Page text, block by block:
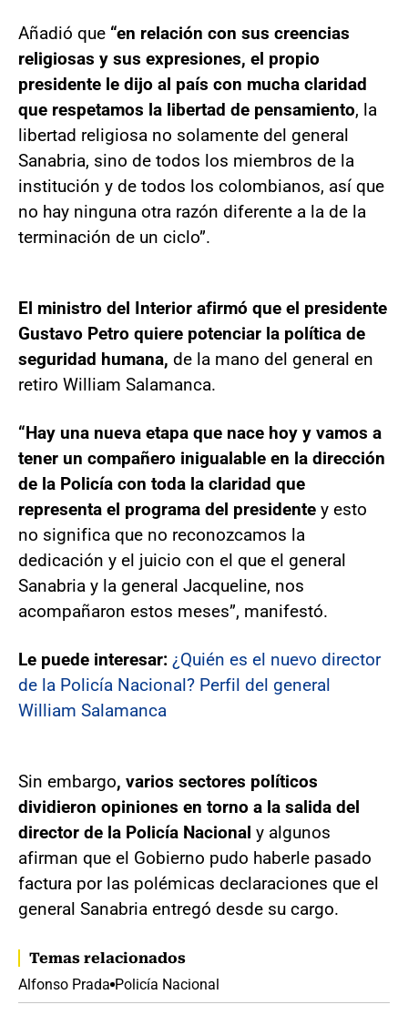
Añadió que “en relación con sus creencias
religiosas y sus expresiones, el propio
presidente le dijo al país con mucha claridad
que respetamos la libertad de pensamiento, la
libertad religiosa no solamente del general
Sanabria, sino de todos los miembros de la
institución y de todos los colombianos, así que
no hay ninguna otra razón diferente a la de la
terminación de un ciclo”.
El ministro del Interior afirmó que el presidente
Gustavo Petro quiere potenciar la política de
seguridad humana, de la mano del general en
retiro William Salamanca.
“Hay una nueva etapa que nace hoy y vamos a
tener un compañero inigualable en la dirección
de la Policía con toda la claridad que
representa el programa del presidente y esto
no significa que no reconozcamos la
dedicación y el juicio con el que el general
Sanabria y la general Jacqueline, nos
acompañaron estos meses”, manifestó.
Le puede interesar: ¿Quién es el nuevo director
de la Policía Nacional? Perfil del general
William Salamanca
Sin embargo, varios sectores políticos
dividieron opiniones en torno a la salida del
director de la Policía Nacional y algunos
afirman que el Gobierno pudo haberle pasado
factura por las polémicas declaraciones que el
general Sanabria entregó desde su cargo.
Temas relacionados
Alfonso Prada Policía Nacional